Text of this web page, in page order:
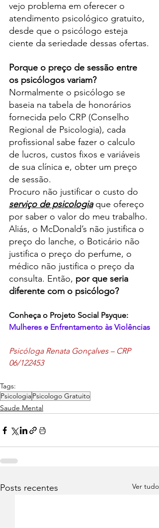
vejo problema em oferecer o
atendimento psicológico gratuito,
desde que o psicólogo esteja
ciente da seriedade dessas ofertas.
Porque o preço de sessão entre
os psicólogos variam?
Normalmente o psicólogo se
baseia na tabela de honorários
fornecida pelo CRP (Conselho
Regional de Psicologia), cada
profissional sabe fazer o calculo
de lucros, custos fixos e variáveis
de sua clínica e, obter um preço
de sessão.
Procuro não justificar o custo do
serviço de psicologia que ofereço
por saber o valor do meu trabalho.
Aliás, o McDonald’s não justifica o
preço do lanche, o Boticário não
justifica o preço do perfume, o
médico não justifica o preço da
consulta. Então, por que seria
diferente com o psicólogo?
Conheça o Projeto Social Psyque:
Mulheres e Enfrentamento às Violências
Psicóloga Renata Gonçalves – CRP
06/122453
Tags:
PsicologiaPsicologo Gratuito
Saude Mental
Posts recentes Ver tudo